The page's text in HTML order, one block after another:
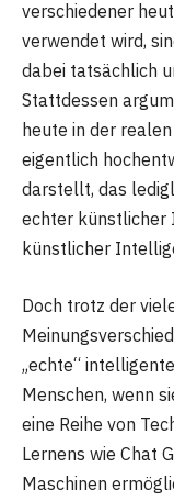
verschiedener
verwendet wird,
dabei tatsächlich
Stattdessen
heute in der
eigentlich
darstellt, das
echter künstlicher
künstlicher
Doch trotz der
„echte“
Menschen, wenn
eine Reihe von
Lernens wie Chat
Maschinen